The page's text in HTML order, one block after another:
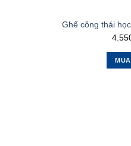
Ghế công thái